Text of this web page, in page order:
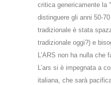
critica genericamente la
distinguere gli anni 50-
tradizionale è stata
tradizionale oggi?) e
L’ARS non ha nulla che
L’ars si è impegnata a
italiana, che sarà